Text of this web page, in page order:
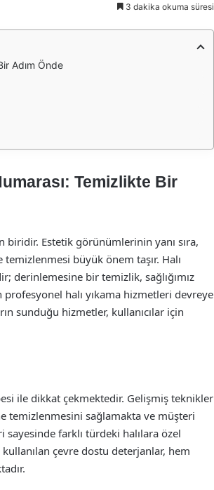
3 dakika okuma süresi
Adım Önde
Temizlikte Bir
Estetik görünümlerinin yanı sıra,
büyük önem taşır. Halı
derinlemesine bir temizlik, sağlığımız
profesyonel halı yıkama hizmetleri devreye
sunduğu hizmetler, kullanıcılar için
ile dikkat çekmektedir. Gelişmiş teknikler
temizlenmesini sağlamakta ve müşteri
farklı türdeki halılara özel
çevre dostu deterjanlar, hem